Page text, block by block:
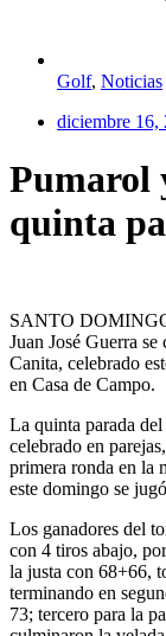
Golf, Noticias
diciembre 16,
Pumarol
quinta
SANTO
Juan José Guerra
Canita, celebrado
en Casa de Campo.
La quinta parada
celebrado en
primera ronda en la
este domingo se
Los ganadores del
con 4 tiros abajo,
la justa con 68+66,
terminando en
73; tercero para la